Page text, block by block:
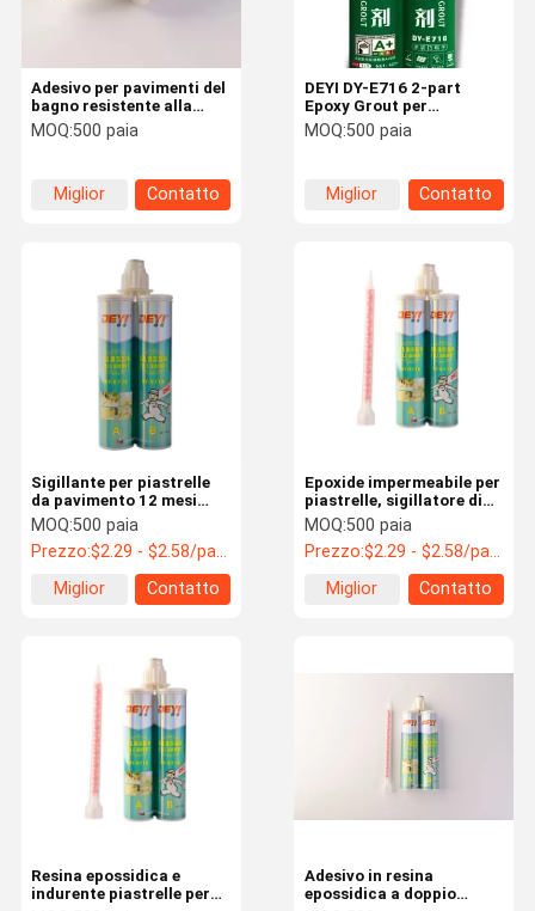
DEYI DY-E716 2-part
Epoxy Grout per
pavimenti e pareti - Alta
resistenza, resistente
MOQ:500 paia
Miglior
Contatto
Adesivo per pavimenti del
bagno resistente alla
muffa, sigillante per
piastrelle in ceramica,
antiscivolo impermeabile
MOQ:500 paia
Miglior
Contatto
Epoxide impermeabile per
piastrelle, sigillatore di
colata, doppi
componenti, adesivi per
la riparazione del bagno
MOQ:500 paia
Prezzo:$2.29 - $2.58/pairs
Miglior
Contatto
Sigillante per piastrelle
da pavimento 12 mesi
Durata di conservazione
Resina epossidica
Indurente Piastrelle in
MOQ:500 paia
Prezzo:$2.29 - $2.58/pairs
Miglior
Contatto
Adesivo in resina
epossidica a doppio
Resina epossidica e
indurente piastrelle per